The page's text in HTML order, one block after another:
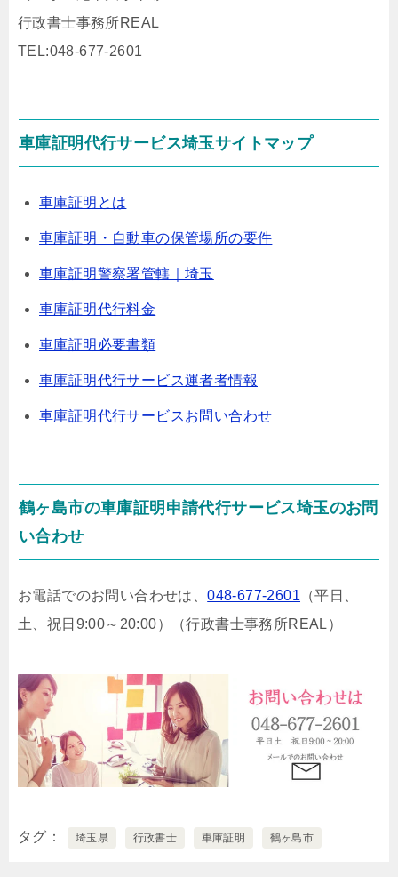
行政書士事務所REAL
TEL:048-677-2601
車庫証明代行サービス埼玉サイトマップ
車庫証明とは
車庫証明・自動車の保管場所の要件
車庫証明警察署管轄｜埼玉
車庫証明代行料金
車庫証明必要書類
車庫証明代行サービス運者者情報
車庫証明代行サービスお問い合わせ
鶴ヶ島市の車庫証明申請代行サービス埼玉のお問
い合わせ
お電話でのお問い合わせは、048-677-2601 （平日、
土、祝日9:00～20:00）
（行政書士事務所REAL）
タグ 埼玉県 行政書士 車庫証明 鶴ヶ島市